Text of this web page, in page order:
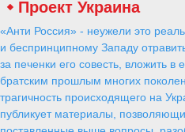
Проект Украина
«Анти Россия» - неужели это
и беспринципному Западу
за печенки его совесть, вложить
братским прошлым многих
трагичность происходящего на
публикует материалы,